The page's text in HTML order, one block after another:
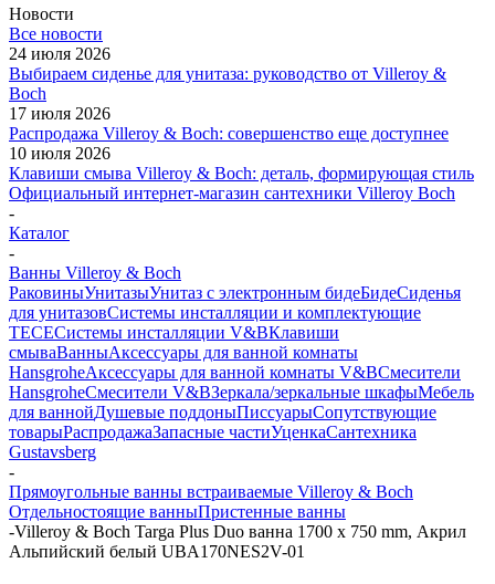
Новости
Все новости
24 июля 2026
Выбираем сиденье для унитаза: руководство от Villeroy &
Boch
17 июля 2026
Распродажа Villeroy & Boch: совершенство еще доступнее
10 июля 2026
Клавиши смыва Villeroy & Boch: деталь, формирующая стиль
Официальный интернет-магазин сантехники Villeroy Boch
-
Каталог
-
Ванны Villeroy & Boch
РаковиныУнитазыУнитаз с электронным бидеБидеСиденья
для унитазовСистемы инсталляции и комплектующие
TECEСистемы инсталляции V&BКлавиши
смываВанныАксессуары для ванной комнаты
HansgroheАксессуары для ванной комнаты V&BСмесители
HansgroheСмесители V&BЗеркала/зеркальные шкафыМебель
для ваннойДушевые поддоныПиссуарыСопутствующие
товарыРаспродажаЗапасные частиУценкаСантехника
Gustavsberg
-
Прямоугольные ванны встраиваемые Villeroy & Boch
Отдельностоящие ванныПристенные ванны
-Villeroy & Boch Targa Plus Duo ванна 1700 x 750 mm, Акрил
Альпийский белый UBA170NES2V-01